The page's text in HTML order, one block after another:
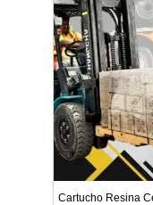
Cartucho Resina